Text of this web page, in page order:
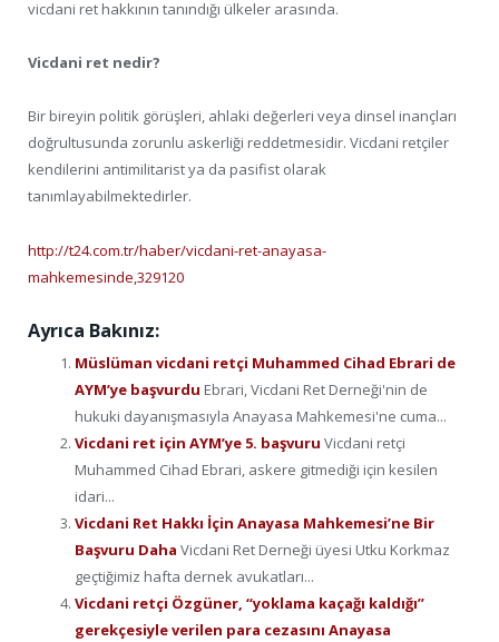
vicdani ret hakkının tanındığı ülkeler arasında.
Vicdani ret nedir?
Bir bireyin politik görüşleri, ahlaki değerleri veya dinsel inançları
doğrultusunda zorunlu askerliği reddetmesidir. Vicdani retçiler
kendilerini antimilitarist ya da pasifist olarak
tanımlayabilmektedirler.
http://t24.com.tr/haber/vicdani-ret-anayasa-
mahkemesinde,329120
Ayrıca Bakınız:
Müslüman vicdani retçi Muhammed Cihad Ebrari de
AYM’ye başvurdu Ebrari, Vicdani Ret Derneği'nin de
hukuki dayanışmasıyla Anayasa Mahkemesi'ne cuma...
Vicdani ret için AYM’ye 5. başvuru Vicdani retçi
Muhammed Cihad Ebrari, askere gitmediği için kesilen
idari...
Vicdani Ret Hakkı İçin Anayasa Mahkemesi’ne Bir
Başvuru Daha Vicdani Ret Derneği üyesi Utku Korkmaz
geçtiğimiz hafta dernek avukatları...
Vicdani retçi Özgüner, “yoklama kaçağı kaldığı”
gerekçesiyle verilen para cezasını Anayasa